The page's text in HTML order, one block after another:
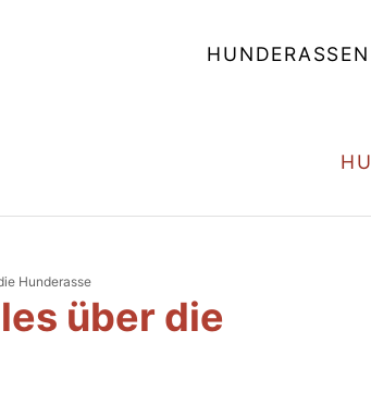
HUNDERASSEN
Hunderasse
über die